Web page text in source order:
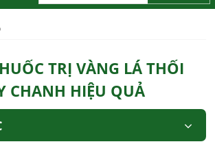
TRỊ VÀNG LÁ THỐI
CHANH HIỆU QUẢ